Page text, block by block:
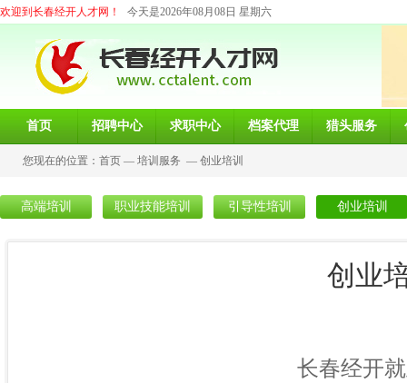
欢迎到长春经开人才网！ 今天是2026年08月08日 星期六
首页 招聘中心 求职中心 档案代理 猎头服务
您现在的位置： 首页 — 培训服务 — 创业培训
高端培训 职业技能培训 引导性培训 创业培训
创业
长春经开就业服务局